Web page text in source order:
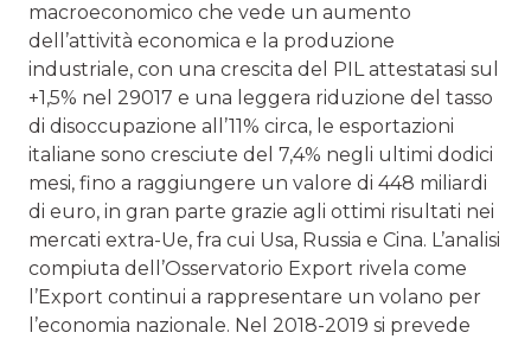
macroeconomico che vede un aumento
dell’attività economica e la produzione
industriale, con una crescita del PIL attestatasi sul
+1,5% nel 29017 e una leggera riduzione del tasso
di disoccupazione all’11% circa, le esportazioni
italiane sono cresciute del 7,4% negli ultimi dodici
mesi, fino a raggiungere un valore di 448 miliardi
di euro, in gran parte grazie agli ottimi risultati nei
mercati extra-Ue, fra cui Usa, Russia e Cina. L’analisi
compiuta dell’Osservatorio Export rivela come
l’Export continui a rappresentare un volano per
l’economia nazionale. Nel 2018-2019 si prevede